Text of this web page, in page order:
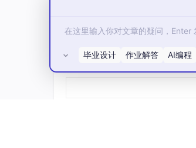
所有评论(0)
毕业设计 作业解答 AI编程